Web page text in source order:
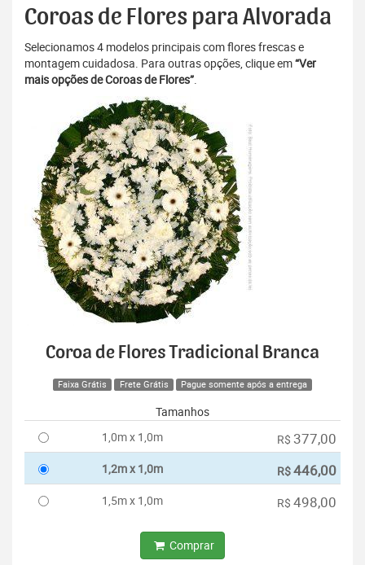
Coroas de Flores para Alvorada
Selecionamos 4 modelos principais com flores frescas e
montagem cuidadosa. Para outras opções, clique em“Ver
mais opções de Coroas de Flores”.
Coroa de Flores Tradicional Branca
Faixa Grátis Frete Grátis Pague somente após a entrega
Tamanhos
1,0m x 1,0m
R$ 377,00
1,2m x 1,0m R$446,00
1,5m x 1,0m R$ 498,00
Comprar